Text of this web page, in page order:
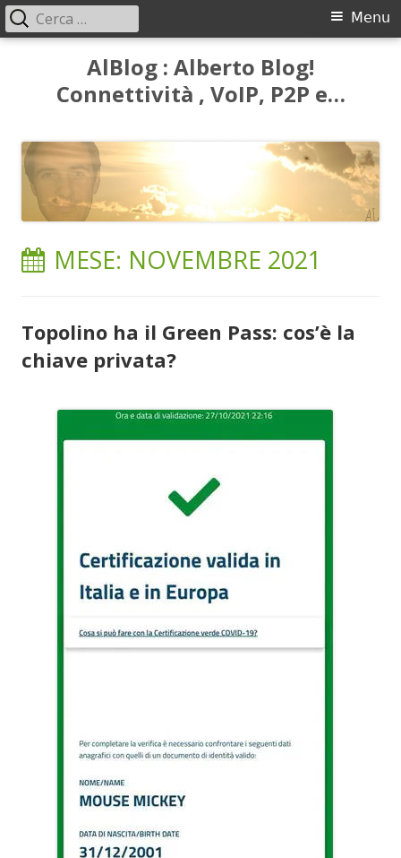
contenuto
AlBlog : Alberto Blog!
Connettività , VoIP, P2P e…
Menu
principale
Menu
Ricerca
per:
MESE: NOVEMBRE 2021
Topolino ha il Green Pass: cos’è la
chiave privata?